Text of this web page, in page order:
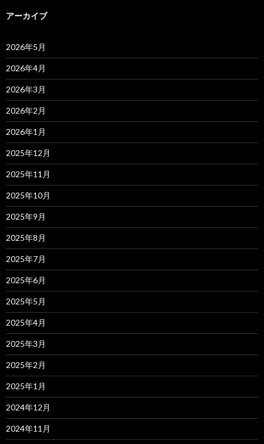
アーカイブ
2026年5月
2026年4月
2026年3月
2026年2月
2026年1月
2025年12月
2025年11月
2025年10月
2025年9月
2025年8月
2025年7月
2025年6月
2025年5月
2025年4月
2025年3月
2025年2月
2025年1月
2024年12月
2024年11月